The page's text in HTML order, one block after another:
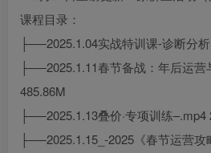
课程目录：
├──2025.1.04实战特训课-诊断分
├──2025.1.11春节备战：年后运
485.86M
├──2025.1.13叠价·专项训练–.mp4
├──2025.1.15_-2025《春节运营